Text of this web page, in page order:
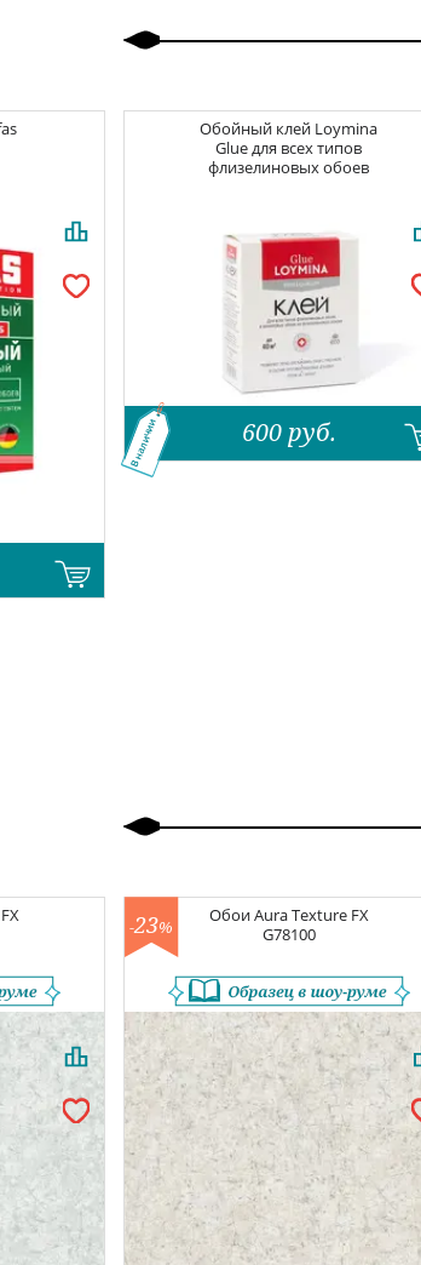
Обойный клей Loymina
Glue для всех типов
флизелиновых обоев
600 руб.
В наличии
ОбоиAura Texture FX
G78100
-23%